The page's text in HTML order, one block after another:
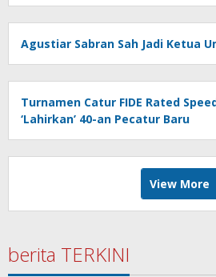
Agustiar Sabran Sah Jadi Ketua
Turnamen Catur FIDE Rated
‘Lahirkan’ 40-an Pecatur Baru
View More
berita TERKINI